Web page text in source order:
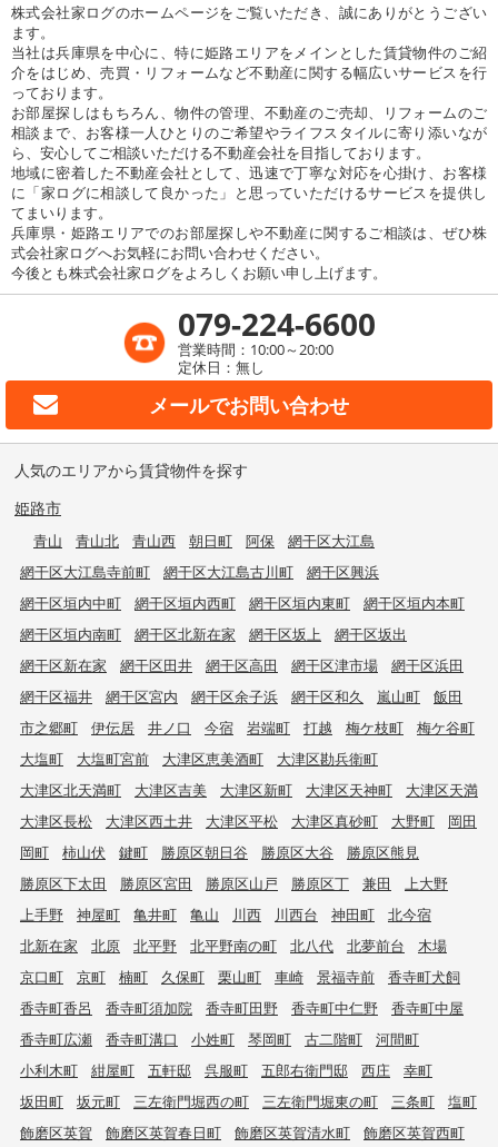
株式会社家ログのホームページをご覧いただき、誠にありがとうござい
ます。
当社は兵庫県を中心に、特に姫路エリアをメインとした賃貸物件のご紹
介をはじめ、売買・リフォームなど不動産に関する幅広いサービスを行
っております。
お部屋探しはもちろん、物件の管理、不動産のご売却、リフォームのご
相談まで、お客様一人ひとりのご希望やライフスタイルに寄り添いなが
ら、安心してご相談いただける不動産会社を目指しております。
地域に密着した不動産会社として、迅速で丁寧な対応を心掛け、お客様
に「家ログに相談して良かった」と思っていただけるサービスを提供し
てまいります。
兵庫県・姫路エリアでのお部屋探しや不動産に関するご相談は、ぜひ株
式会社家ログへお気軽にお問い合わせください。
今後とも株式会社家ログをよろしくお願い申し上げます。
079-224-6600
営業時間：10:00～20:00
定休日：無し
メールでお問い合わせ
人気のエリアから賃貸物件を探す
姫路市
青山 青山北 青山西 朝日町 阿保
網干区大江島
網干区大江島寺前町
網干区大江島古川町
網干区興浜
網干区垣内中町
網干区垣内西町 網干区垣内東町
網干区垣内本町
網干区垣内南町
網干区北新在家 網干区坂上
網干区坂出
網干区新在家
網干区田井 網干区高田 網干区津市場
網干区浜田
網干区福井
網干区宮内 網干区余子浜 網干区和久 嵐山町
飯田
市之郷町
伊伝居 井ノ口 今宿 岩端町 打越 梅ケ枝町
梅ケ谷町
大塩町
大塩町宮前 大津区恵美酒町
大津区勘兵衛町
大津区北天満町
大津区吉美 大津区新町 大津区天神町
大津区天満
大津区長松
大津区西土井 大津区平松 大津区真砂町 大野町
岡田
岡町
柿山伏 鍵町 勝原区朝日谷 勝原区大谷
勝原区熊見
勝原区下太田
勝原区宮田 勝原区山戸 勝原区丁 兼田
上大野
上手野
神屋町 亀井町 亀山 川西 川西台 神田町
北今宿
北新在家
北原 北平野 北平野南の町 北八代 北夢前台
木場
京口町
京町 楠町 久保町 栗山町 車崎 景福寺前
香寺町犬飼
香寺町香呂
香寺町須加院 香寺町田野 香寺町中仁野
香寺町中屋
香寺町広瀬
香寺町溝口 小姓町 琴岡町 古二階町
河間町
小利木町
紺屋町 五軒邸 呉服町 五郎右衛門邸 西庄
幸町
坂田町
坂元町 三左衛門堀西の町 三左衛門堀東の町 三条町
塩町
飾磨区英賀
飾磨区英賀春日町 飾磨区英賀清水町 飾磨区英賀西町